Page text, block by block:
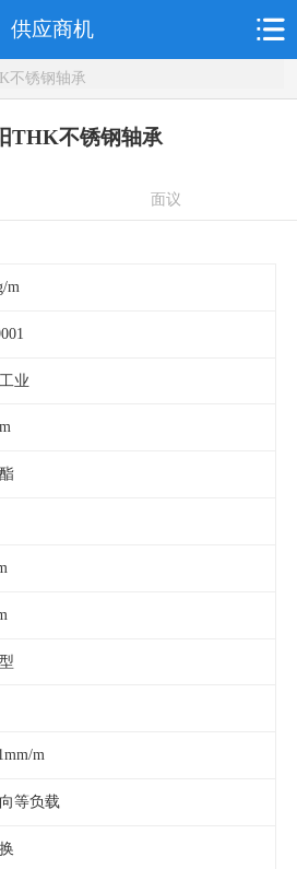
供应商机
不锈钢轴承
THK不锈钢轴承
面议
m
业
m
等负载